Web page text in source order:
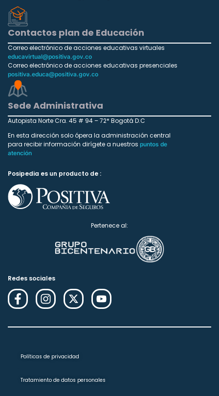
Contactos plan de Educación
Correo electrónico de acciones educativas virtuales
educavirtual@positiva.gov.co
Correo electrónico de acciones educativas presenciales
positiva.educa@positiva.gov.co
Sede Administrativa
Autopista Norte Cra. 45 # 94 – 72* Bogotá D.C
En esta dirección solo ópera la administración central
para recibir información dirígete a nuestros puntos de
atención
Posipedia es un producto de :
Pertenece al:
Redes sociales
Políticas de privacidad
Tratamiento de datos personales